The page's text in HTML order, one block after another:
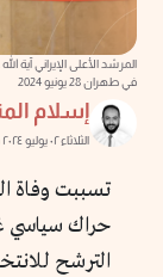
المرشد الأعلى الإيراني آية
في طهران 28 يونيو 2024
إسلام
الثلاثاء ٠٢ يوليو ٢٠٢٤ م
تسببت وفاة
حراك سياسي
الترشح